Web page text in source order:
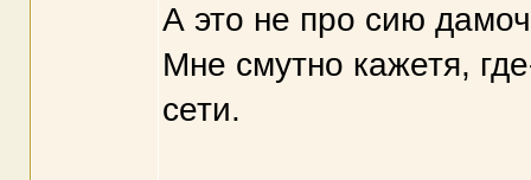
А это не про сию
Мне смутно кажетя,
сети.